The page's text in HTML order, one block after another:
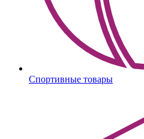
Спортивные товары